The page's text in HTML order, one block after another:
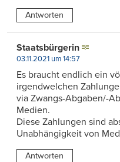
Antworten
Staatsbürgerin
03.11.2021 um 14:57
Es braucht endlich ein
irgendwelchen
via Zwangs-Abgaben/-
Medien.
Diese Zahlungen sind
Unabhängigkeit von
Antworten